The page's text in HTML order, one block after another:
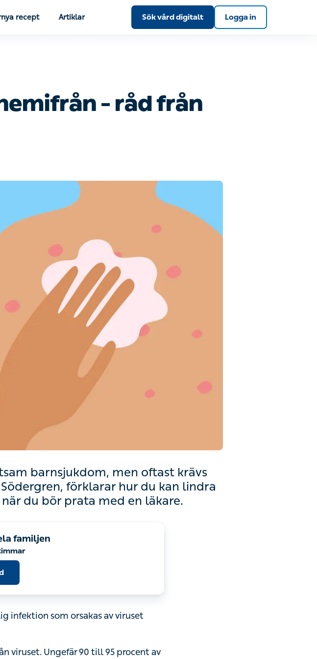
recept Artiklar Sök vård digitalt Logga in
– råd från
barnsjukdom, men oftast krävs
förklarar hur du kan lindra
du bör prata med en läkare.
familjen
infektion som orsakas av viruset
viruset. Ungefär 90 till 95 procent av